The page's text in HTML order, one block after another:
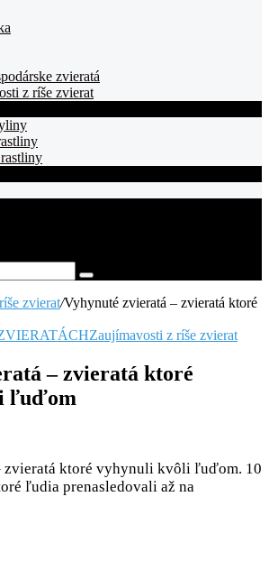
zvieratá
z ríše zvierat
Vyhľadávanie
zvierat/Vyhynuté zvieratá – zvieratá ktoré
Zaujímavosti z ríše zvierat
– zvieratá ktoré
ľuďom
zvieratá ktoré vyhynuli kvôli ľuďom. 10
ľudia prenasledovali až na